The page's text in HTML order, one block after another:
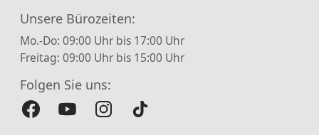
Unsere Bürozeiten:
Mo.-Do: 09:00 Uhr bis 17:00 Uhr
Freitag: 09:00 Uhr bis 15:00 Uhr
Folgen Sie uns: